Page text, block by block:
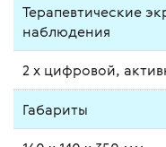
Терапевтические
наблюдения
2 x цифровой,
Габариты